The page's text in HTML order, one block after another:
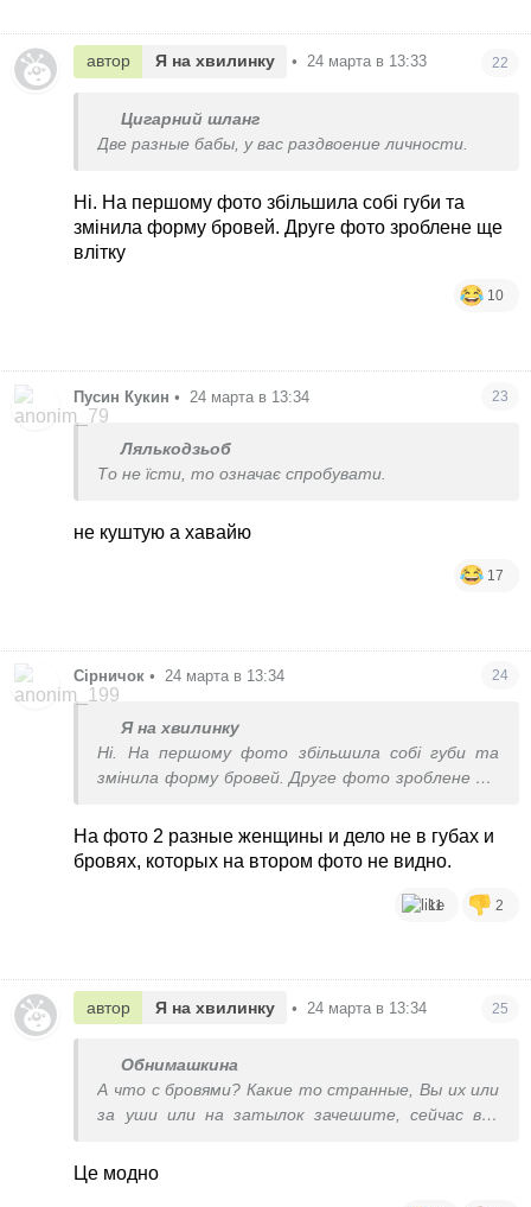
автор Я на хвилинку • 24 марта в 13:33 22
Цигарний шланг
Две разные бабы, у вас раздвоение личности.
Ні. На першому фото збільшила собі губи та
змінила форму бровей. Друге фото зроблене ще
влітку
10
Пусин Кукин • 24 марта в 13:34 23
Лялькодзьоб
То не їсти, то означає спробувати.
не куштую а хавайю
17
Сірничок • 24 марта в 13:34 24
Я на хвилинку
Ні. На першому фото збільшила собі губи та
змінила форму бровей. Друге фото зроблене ще
На фото 2 разные женщины и дело не в губах и
бровях, которых на втором фото не видно.
11 2
автор Я на хвилинку • 24 марта в 13:34 25
Обнимашкина
А что с бровями? Какие то странные, Вы их или
за уши или на затылок зачешите, сейчас все
Це модно